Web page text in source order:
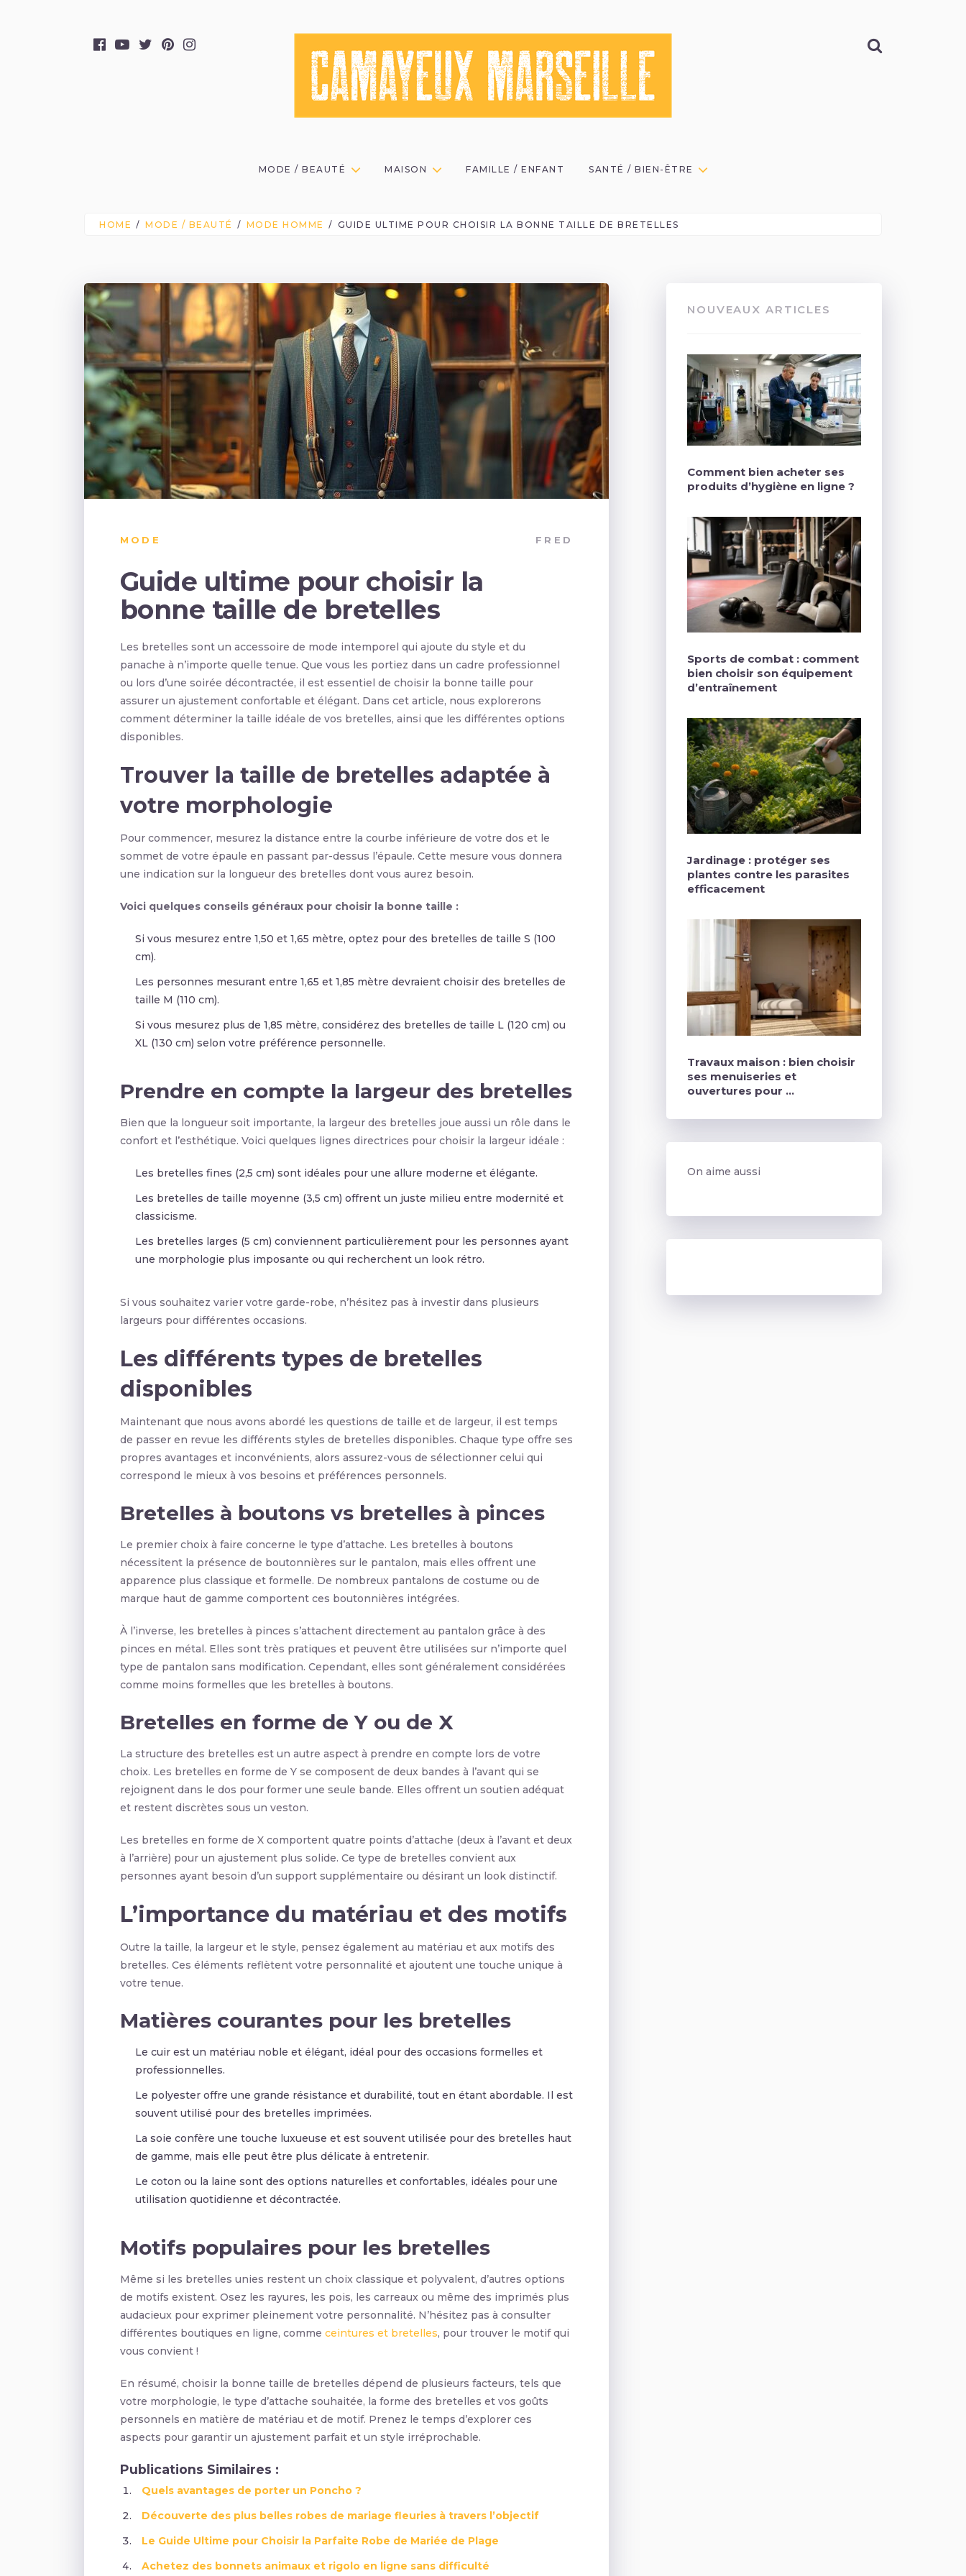
MODE / BEAUTÉ MAISON FAMILLE / ENFANT SANTÉ / BIEN-ÊTRE
HOME MODE / BEAUTÉ MODE HOMME GUIDE ULTIME POUR CHOISIR LA BONNE TAILLE DE BRETELLES
MODE FRED
Guide ultime pour choisir la
bonne taille de bretelles
Les bretelles sont un accessoire de mode intemporel qui ajoute du style et du
panache à n’importe quelle tenue. Que vous les portiez dans un cadre professionnel
ou lors d’une soirée décontractée, il est essentiel de choisir la bonne taille pour
assurer un ajustement confortable et élégant. Dans cet article, nous explorerons
comment déterminer la taille idéale de vos bretelles, ainsi que les différentes options
disponibles.
Trouver la taille de bretelles adaptée à
votre morphologie
Pour commencer, mesurez la distance entre la courbe inférieure de votre dos et le
sommet de votre épaule en passant par-dessus l’épaule. Cette mesure vous donnera
une indication sur la longueur des bretelles dont vous aurez besoin.
Voici quelques conseils généraux pour choisir la bonne taille :
Si vous mesurez entre 1,50 et 1,65 mètre, optez pour des bretelles de taille S (100
cm).
Les personnes mesurant entre 1,65 et 1,85 mètre devraient choisir des bretelles de
taille M (110 cm).
Si vous mesurez plus de 1,85 mètre, considérez des bretelles de taille L (120 cm) ou
XL (130 cm) selon votre préférence personnelle.
Prendre en compte la largeur des bretelles
Bien que la longueur soit importante, la largeur des bretelles joue aussi un rôle dans le
confort et l’esthétique. Voici quelques lignes directrices pour choisir la largeur idéale :
Les bretelles fines (2,5 cm) sont idéales pour une allure moderne et élégante.
Les bretelles de taille moyenne (3,5 cm) offrent un juste milieu entre modernité et
classicisme.
Les bretelles larges (5 cm) conviennent particulièrement pour les personnes ayant
une morphologie plus imposante ou qui recherchent un look rétro.
Si vous souhaitez varier votre garde-robe, n’hésitez pas à investir dans plusieurs
largeurs pour différentes occasions.
Les différents types de bretelles
disponibles
Maintenant que nous avons abordé les questions de taille et de largeur, il est temps
de passer en revue les différents styles de bretelles disponibles. Chaque type offre ses
propres avantages et inconvénients, alors assurez-vous de sélectionner celui qui
correspond le mieux à vos besoins et préférences personnels.
Bretelles à boutons vs bretelles à pinces
Le premier choix à faire concerne le type d’attache. Les bretelles à boutons
nécessitent la présence de boutonnières sur le pantalon, mais elles offrent une
apparence plus classique et formelle. De nombreux pantalons de costume ou de
marque haut de gamme comportent ces boutonnières intégrées.
À l’inverse, les bretelles à pinces s’attachent directement au pantalon grâce à des
pinces en métal. Elles sont très pratiques et peuvent être utilisées sur n’importe quel
type de pantalon sans modification. Cependant, elles sont généralement considérées
comme moins formelles que les bretelles à boutons.
Bretelles en forme de Y ou de X
La structure des bretelles est un autre aspect à prendre en compte lors de votre
choix. Les bretelles en forme de Y se composent de deux bandes à l’avant qui se
rejoignent dans le dos pour former une seule bande. Elles offrent un soutien adéquat
et restent discrètes sous un veston.
Les bretelles en forme de X comportent quatre points d’attache (deux à l’avant et deux
à l’arrière) pour un ajustement plus solide. Ce type de bretelles convient aux
personnes ayant besoin d’un support supplémentaire ou désirant un look distinctif.
L’importance du matériau et des motifs
Outre la taille, la largeur et le style, pensez également au matériau et aux motifs des
bretelles. Ces éléments reflètent votre personnalité et ajoutent une touche unique à
votre tenue.
Matières courantes pour les bretelles
Le cuir est un matériau noble et élégant, idéal pour des occasions formelles et
professionnelles.
Le polyester offre une grande résistance et durabilité, tout en étant abordable. Il est
souvent utilisé pour des bretelles imprimées.
La soie confère une touche luxueuse et est souvent utilisée pour des bretelles haut
de gamme, mais elle peut être plus délicate à entretenir.
Le coton ou la laine sont des options naturelles et confortables, idéales pour une
utilisation quotidienne et décontractée.
Motifs populaires pour les bretelles
Même si les bretelles unies restent un choix classique et polyvalent, d’autres options
de motifs existent. Osez les rayures, les pois, les carreaux ou même des imprimés plus
audacieux pour exprimer pleinement votre personnalité. N’hésitez pas à consulter
différentes boutiques en ligne, comme ceintures et bretelles, pour trouver le motif qui
vous convient !
En résumé, choisir la bonne taille de bretelles dépend de plusieurs facteurs, tels que
votre morphologie, le type d’attache souhaitée, la forme des bretelles et vos goûts
personnels en matière de matériau et de motif. Prenez le temps d’explorer ces
aspects pour garantir un ajustement parfait et un style irréprochable.
Publications Similaires :
Quels avantages de porter un Poncho ?
Découverte des plus belles robes de mariage fleuries à travers l’objectif
Le Guide Ultime pour Choisir la Parfaite Robe de Mariée de Plage
Achetez des bonnets animaux et rigolo en ligne sans difficulté
NOUVEAUX ARTICLES
Comment bien acheter ses
produits d’hygiène en ligne ?
Sports de combat : comment
bien choisir son équipement
d’entraînement
Jardinage : protéger ses
plantes contre les parasites
efficacement
Travaux maison : bien choisir
ses menuiseries et
ouvertures pour …
On aime aussi